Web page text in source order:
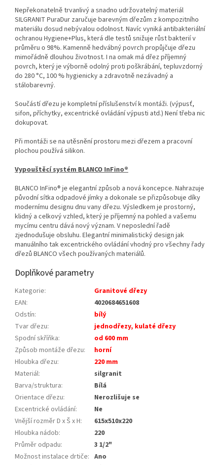
Nepřekonatelně trvanlivý a snadno udržovatelný materiál
SILGRANIT PuraDur zaručuje barevným dřezům z kompozitního
materiálu dosud nebývalou odolnost. Navíc vyniká antibakteriální
ochranou Hygiene+Plus, která dle testů snižuje růst bakterií v
průměru o 98%. Kamenně hedvábný povrch propůjčuje dřezu
mimořádně dlouhou životnost. I na omak má dřez příjemný
povrch, který je výborně odolný proti poškrábání, tepluvzdorný
do 280 °C, 100 % hygienicky a zdravotně nezávadný a
stálobarevný.
Součástí dřezu je kompletní příslušenství k montáži. (výpusť,
sifon, příchytky, excentrické ovládání výpusti atd.) Není třeba nic
dokupovat.
Při montáži se na utěsnění prostoru mezi dřezem a pracovní
plochou používá silikon.
Vypouštěcí systém BLANCO InFino®
BLANCO InFino® je elegantní způsob a nová koncepce. Nahrazuje
původní sítka odpadové jímky a dokonale se přizpůsobuje díky
modernímu designu dnu vany dřezu. Výsledkem je prostorný,
klidný a celkový vzhled, který je příjemný na pohled a vašemu
mycímu centru dává nový význam. V neposlední řadě
zjednodušuje obsluhu. Elegantní minimalistický design jak
manuálního tak excentrického ovládání vhodný pro všechny řady
dřezů BLANCO všech používaných materiálů.
Doplňkové parametry
Kategorie:
Granitové dřezy
EAN:
4020684651608
Odstín:
bílý
Tvar dřezu:
jednodřezy, kulaté dřezy
Spodní skříňka:
od 600 mm
Způsob montáže dřezu:
horní
Hloubka dřezu:
220 mm
Materiál:
silgranit
Barva/struktura:
Bílá
Orientace dřezu:
Nerozlišuje se
Excentrické ovládání:
Ne
Vnější rozměr D x Š x H:
615x510x220
Hloubka nádob:
220
Průměr odpadu:
3 1/2"
Možnost instalace drtiče: Ano